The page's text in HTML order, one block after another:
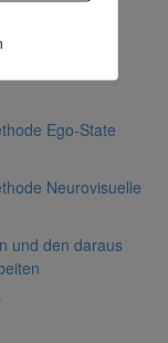
Ego-State
Neurovisuelle
und den daraus